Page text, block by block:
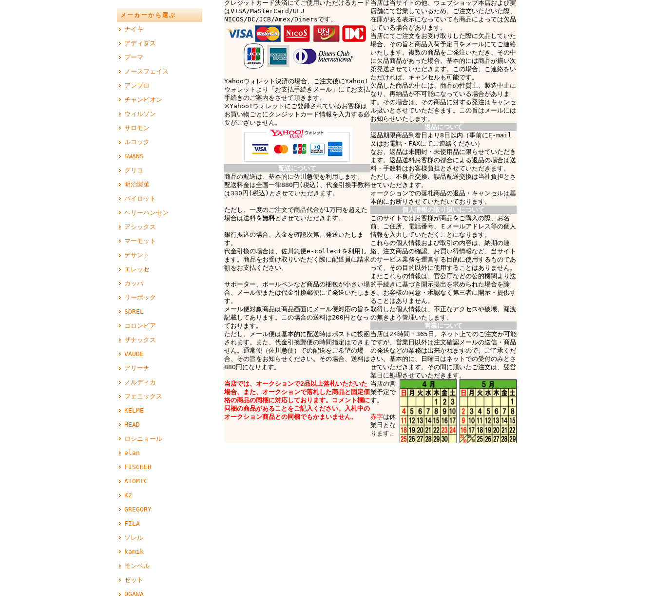
メーカーから選ぶ
ナイキ
アディダス
プーマ
ノースフェイス
アンブロ
チャンピオン
ウィルソン
サロモン
ルコック
SWANS
グリコ
明治製菓
パイロット
ヘリーハンセン
アシックス
マーモット
デサント
エレッセ
カッパ
リーボック
SOREL
コロンビア
ザナックス
VAUDE
アリーナ
ノルディカ
フェニックス
KELME
HEAD
ロシニョール
elan
FISCHER
ATOMIC
K2
GREGORY
FILA
ソレル
kamik
モンベル
ゼット
OGAWA
クレジットカード決済にてご使用いただけるカード
はVISA/MaSterCard/UFJ
NICOS/DC/JCB/Amex/Dinersです。
Yahooウォレット決済の場合、ご注文後にYahoo!
ウォレットより「お支払手続きメール」にてお支払
手続きのご案内をさせて頂きます。
※Yahoo!ウォレットにご登録されているお客様は
お買い物ごとにクレジットカード情報を入力する必
要がございません。
配送について
商品の配送は、基本的に佐川急便を利用します。
配送料金は全国一律880円(税込)、代金引換手数料
は330円(税込)とさせていただきます。
ただし、一度のご注文で商品代金が1万円を超えた
場合は送料を無料とさせていただきます。
銀行振込の場合、入金を確認次第、発送いたしま
す。
代金引換の場合は、佐川急便e-collectを利用し
ます。商品をお受け取りいただく際に配達員に請求
額をお支払ください。
サポーター、ボールペンなど商品の梱包が小さい場
合、メール便または代金引換郵便にて発送いたしま
す。
メール便対象商品は商品画面にメール便対応の旨を
記載してあります。この場合の送料は200円となっ
ております。
ただし、メール便は基本的に配送時はポストに投函
されます。また、代金引換郵便の時間指定はできま
せん。通常便（佐川急便）での配送をご希望の場
合、その旨をお知らせください。その場合、送料は
880円になります。
当店では、オークションで2品以上落札いただいた
場合、また、オークションで落札した商品と固定価
格の商品の同梱に対応しております。コメント欄に
同梱の商品があることをご記入ください。入札中の
オークション商品との同梱でもかまいません。
当店は当サイトの他、ウェブショップ本店および実
店舗にて営業しているため、ご注文いただいた際、
在庫がある表示になっていても商品によっては欠品
している場合があります。
当店にてご注文をお受け取りした際に欠品していた
場合、その旨と商品入荷予定日をメールにてご連絡
いたします。複数の商品をご発注いただき、その中
に欠品商品があった場合、基本的には商品が揃い次
第発送させていただきます。この場合、ご連絡をい
ただければ、キャンセルも可能です。
欠品した商品の中には、商品の性質上、製造中止に
なり、再納品が不可能になっている場合がありま
す。その場合は、その商品に対する発注はキャンセ
ル扱いとさせていただきます。この旨はメールには
お知らせいたします。
返品について
返品期限商品到着日より8日以内（事前にE-mail
又はお電話・FAXにてご連絡ください）
なお、返品は未開封・未使用品に限らせていただき
ます。返品送料お客様の都合による返品の場合は送
料・手数料はお客様負担とさせていただきます。
ただし、不良品交換、誤品配送交換は当社負担とさ
せていただきます。
オークションでの落札商品の返品・キャンセルは基
本的にお断りさせていただいております。
個人情報の取り扱いについて
このサイトではお客様が商品をご購入の際、お名
前、ご住所、電話番号、Ｅメールアドレス等の個人
情報を入力していただくことになります。
これらの個人情報および取引の内容は、納期の連
絡、注文商品の確認、お買い得情報など、当サイト
のサービス業務を運営する目的に使用するものであ
って、その目的以外に使用することはありません。
またこれらの情報は、官公庁などの公的機関より法
的手続きに基づき開示提出を求められた場合を除
き、お客様の同意・承認なく第三者に開示・提供す
ることはありません。
取得した個人情報は、不正なアクセスや破壊、漏洩
の無きよう管理いたします。
営業について
当店は24時間・365日、ネット上でのご注文が可能
ですが、営業日以外は注文確認メールの送信・商品
の発送などの業務は出来かねますので、ご了承くだ
さい。基本的に、日曜日はネットでの受付のみとさ
せていただきます。その間に頂いたご注文は、翌営
業日に処理させていただきます。
当店の営
業予定で
す。
赤字は休
業日とな
ります。